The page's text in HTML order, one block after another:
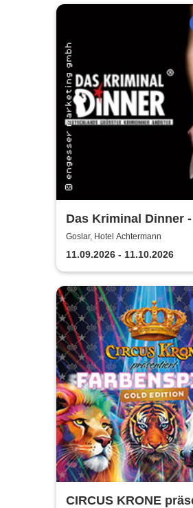
Das Kriminal Dinner -
Testament à la Carte
Goslar, Hotel Achtermann
11.09.2026 - 11.10.2026
CIRCUS KRONE